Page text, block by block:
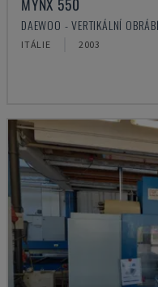
DAEWOO - VERTIKÁLNÍ
ITÁLIE 2003